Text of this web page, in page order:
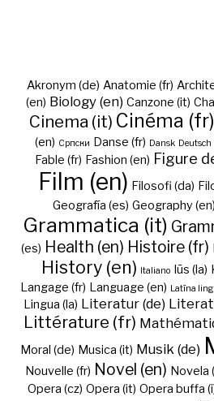
Akronym (de) Anatomie (fr)
(en) Biology (en) Canzone (it)
Cinema (it) Cinéma (fr)
(en) Cрпски Danse (fr) Dansk Deutsch
Fable (fr) Fashion (en) Figure
Film (en) Filosofi (da)
Geografía (es) Geography (en)
Grammatica (it)
(es) Health (en) Histoire (fr)
History (en) Italiano Iūs (la)
Langage (fr) Language (en) Latīna
Lingua (la) Literatur (de)
Littérature (fr)
Moral (de) Musica (it) Musik (de)
Nouvelle (fr) Novel (en) Novela
Opera (cz) Opera (it) Opera buffa